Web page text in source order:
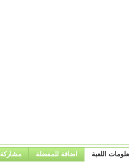
اللعبة اضافة للمفضلة مشاركة